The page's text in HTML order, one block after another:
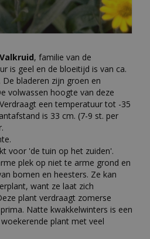
Valkruid, familie van de
is geel en de bloeitijd is van ca.
bladeren zijn groen en
volwassen hoogte van deze
een temperatuur tot -35
is 33 cm. (7-9 st. per
voor 'de tuin op het zuiden'.
plek op niet te arme grond en
bomen en heesters. Ze kan
want ze laat zich
plant verdraagt zomerse
Natte kwakkelwinters is een
plant met veel